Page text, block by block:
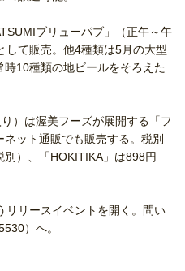
ブリューパブ」（正午～午
して販売。他4種類は5月の大型
10種類の地ビールをそろえた
）は渥美フーズが展開する「フ
ット通販でも販売する。税別
）、「HOKITIKA」は898円
リースイベントを開く。問い
）へ。